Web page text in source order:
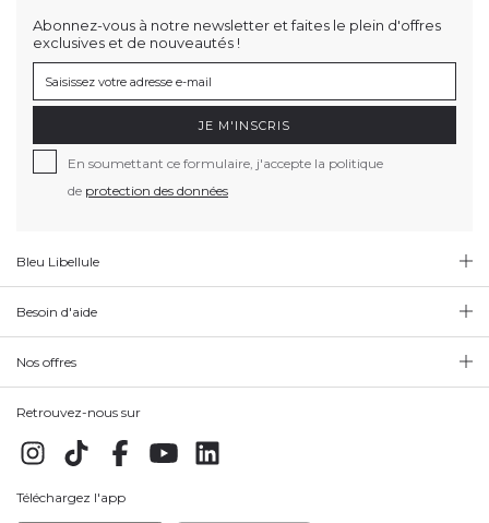
Abonnez-vous à notre newsletter et faites le plein d'offres
exclusives et de nouveautés !
JE M'INSCRIS
En soumettant ce formulaire, j'accepte la politique
de protection des données
Bleu Libellule
Besoin d'aide
Nos offres
Retrouvez-nous sur
Téléchargez l'app